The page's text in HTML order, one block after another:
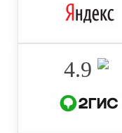
4.9 ‌